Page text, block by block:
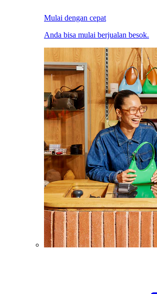
Mulai dengan cepat
Anda bisa mulai berjualan besok.